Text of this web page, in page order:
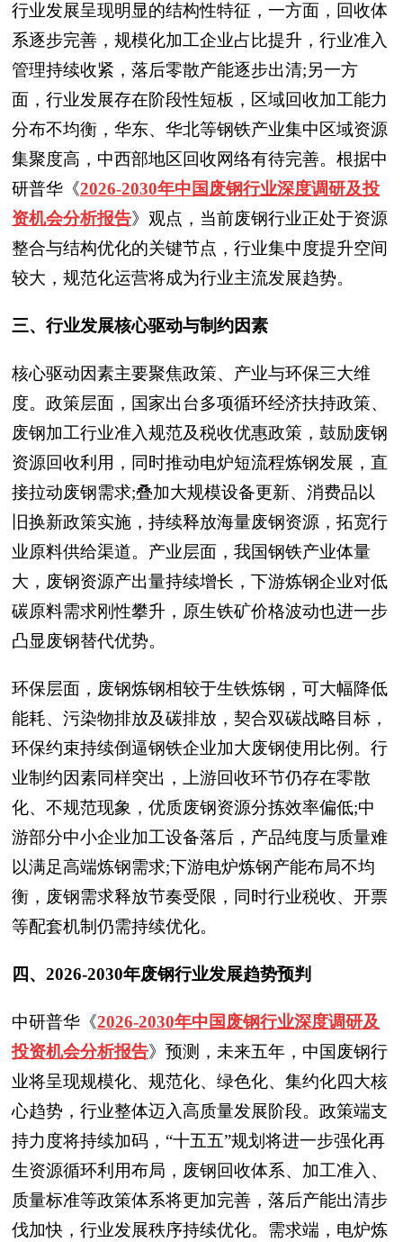
行业发展呈现明显的结构性特征，一方面，回收体
系逐步完善，规模化加工企业占比提升，行业准入
管理持续收紧，落后零散产能逐步出清;另一方
面，行业发展存在阶段性短板，区域回收加工能力
分布不均衡，华东、华北等钢铁产业集中区域资源
集聚度高，中西部地区回收网络有待完善。根据中
研普华 《2026-2030年中国废钢行业深度调研及投
资机会分析报告》 观点，当前废钢行业正处于资源
整合与结构优化的关键节点，行业集中度提升空间
较大，规范化运营将成为行业主流发展趋势。
三、行业发展核心驱动与制约因素
核心驱动因素主要聚焦政策、产业与环保三大维
度。政策层面，国家出台多项循环经济扶持政策、
废钢加工行业准入规范及税收优惠政策，鼓励废钢
资源回收利用，同时推动电炉短流程炼钢发展，直
接拉动废钢需求;叠加大规模设备更新、消费品以
旧换新政策实施，持续释放海量废钢资源，拓宽行
业原料供给渠道。产业层面，我国钢铁产业体量
大，废钢资源产出量持续增长，下游炼钢企业对低
碳原料需求刚性攀升，原生铁矿价格波动也进一步
凸显废钢替代优势。
环保层面，废钢炼钢相较于生铁炼钢，可大幅降低
能耗、污染物排放及碳排放，契合双碳战略目标，
环保约束持续倒逼钢铁企业加大废钢使用比例。行
业制约因素同样突出，上游回收环节仍存在零散
化、不规范现象，优质废钢资源分拣效率偏低;中
游部分中小企业加工设备落后，产品纯度与质量难
以满足高端炼钢需求;下游电炉炼钢产能布局不均
衡，废钢需求释放节奏受限，同时行业税收、开票
等配套机制仍需持续优化。
四、2026-2030年废钢行业发展趋势预判
中研普华 《2026-2030年中国废钢行业深度调研及
投资机会分析报告》预测， 未来五年，中国废钢行
业将呈现规模化、规范化、绿色化、集约化四大核
心趋势，行业整体迈入高质量发展阶段。政策端支
持力度将持续加码，“十五五”规划将进一步强化再
生资源循环利用布局，废钢回收体系、加工准入、
质量标准等政策体系将更加完善，落后产能出清步
伐加快，行业发展秩序持续优化。需求端，电炉炼